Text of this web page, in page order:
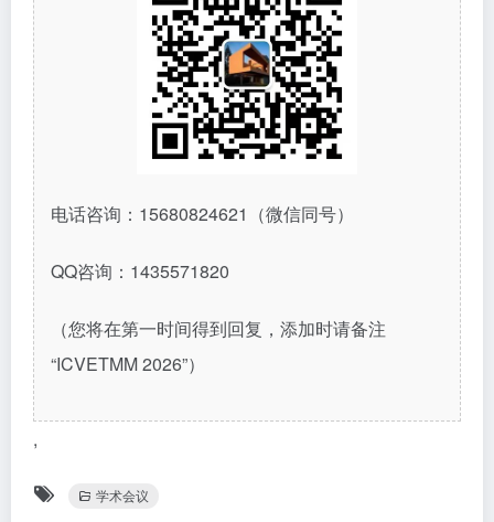
电话咨询： 15680824621 （微信同号）
QQ咨询： 1435571820
（您将在第一时间得到回复，添加时请备注
“ICVETMM 2026”）
,
学术会议